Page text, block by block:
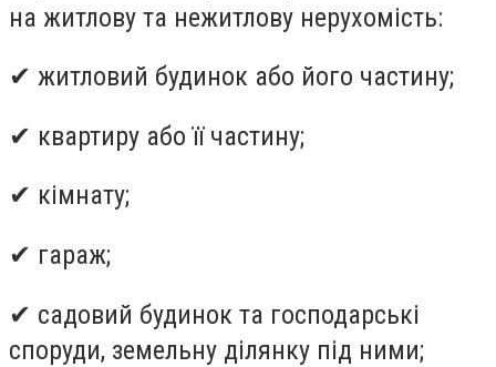
на житлову та нежитлову нерухомість:
✔ житловий будинок або його частину;
✔ квартиру або її частину;
✔ кімнату;
✔ гараж;
✔ садовий будинок та господарські
споруди, земельну ділянку під ними;